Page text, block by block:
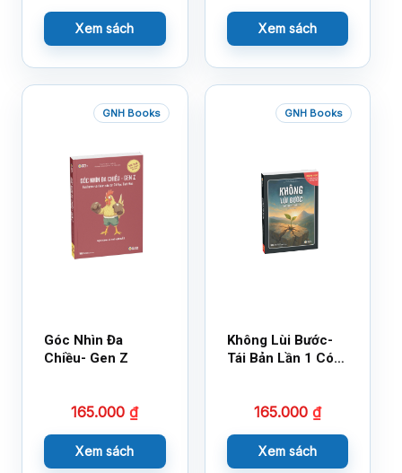
Xem sách Xem sách
GNH Books
Góc Nhìn Đa
Chiều- Gen Z
165.000₫
Xem sách
GNH Books
Không Lùi Bước-
Tái Bản Lần 1 Có
165.000 ₫
Xem sách